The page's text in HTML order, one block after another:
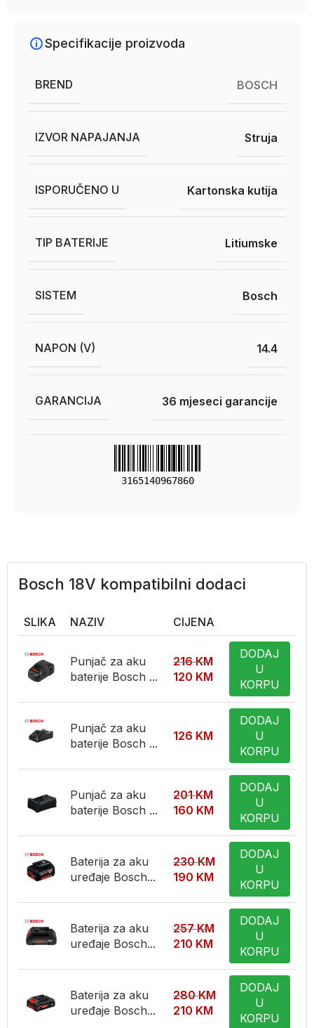
Specifikacije proizvoda
BREND BOSCH
IZVOR NAPAJANJA Struja
ISPORUČENO U Kartonska kutija
TIP BATERIJE Litiumske
SISTEM Bosch
NAPON (V) 14.4
GARANCIJA 36 mjeseci garancije
3165140967860
Bosch 18V kompatibilni dodaci
SLIKA NAZIV CIJENA
Punjač za aku
baterije Bosch ...
216KM
120 KM
DODAJ
U
KORPU
Punjač za aku
baterije Bosch ...
126 KM
DODAJ
U
KORPU
Punjač za aku
baterije Bosch ...
201KM
160 KM
DODAJ
U
KORPU
Baterija za aku
uređaje Bosch...
230KM
190 KM
DODAJ
U
KORPU
Baterija za aku
uređaje Bosch...
257KM
210 KM
DODAJ
U
KORPU
Baterija za aku
uređaje Bosch...
280KM
210 KM
DODAJ
U
KORPU